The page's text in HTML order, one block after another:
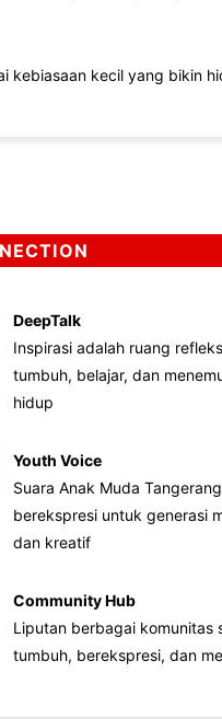
kebiasaan kecil yang bikin
DeepTalk
Inspirasi adalah ruang
tumbuh, belajar, dan
hidup
Youth Voice
Suara Anak Muda
berekspresi untuk generasi
dan kreatif
Community Hub
Liputan berbagai komunitas
tumbuh, berekspresi, dan